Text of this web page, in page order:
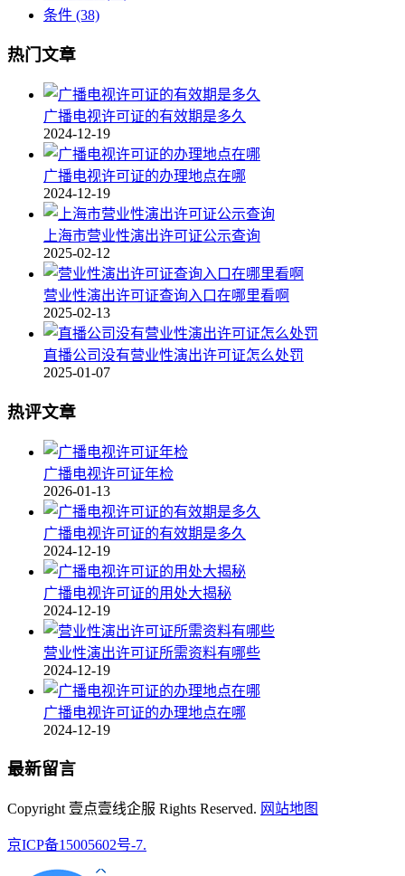
条件 (38)
热门文章
广播电视许可证的有效期是多久
2024-12-19
广播电视许可证的办理地点在哪
2024-12-19
上海市营业性演出许可证公示查询
2025-02-12
营业性演出许可证查询入口在哪里看啊
2025-02-13
直播公司没有营业性演出许可证怎么处罚
2025-01-07
热评文章
广播电视许可证年检
2026-01-13
广播电视许可证的有效期是多久
2024-12-19
广播电视许可证的用处大揭秘
2024-12-19
营业性演出许可证所需资料有哪些
2024-12-19
广播电视许可证的办理地点在哪
2024-12-19
最新留言
Copyright 壹点壹线企服 Rights Reserved. 网站地图
京ICP备15005602号-7.